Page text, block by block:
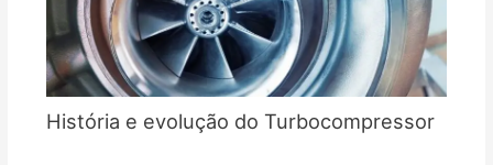
História e evolução do Turbocompressor